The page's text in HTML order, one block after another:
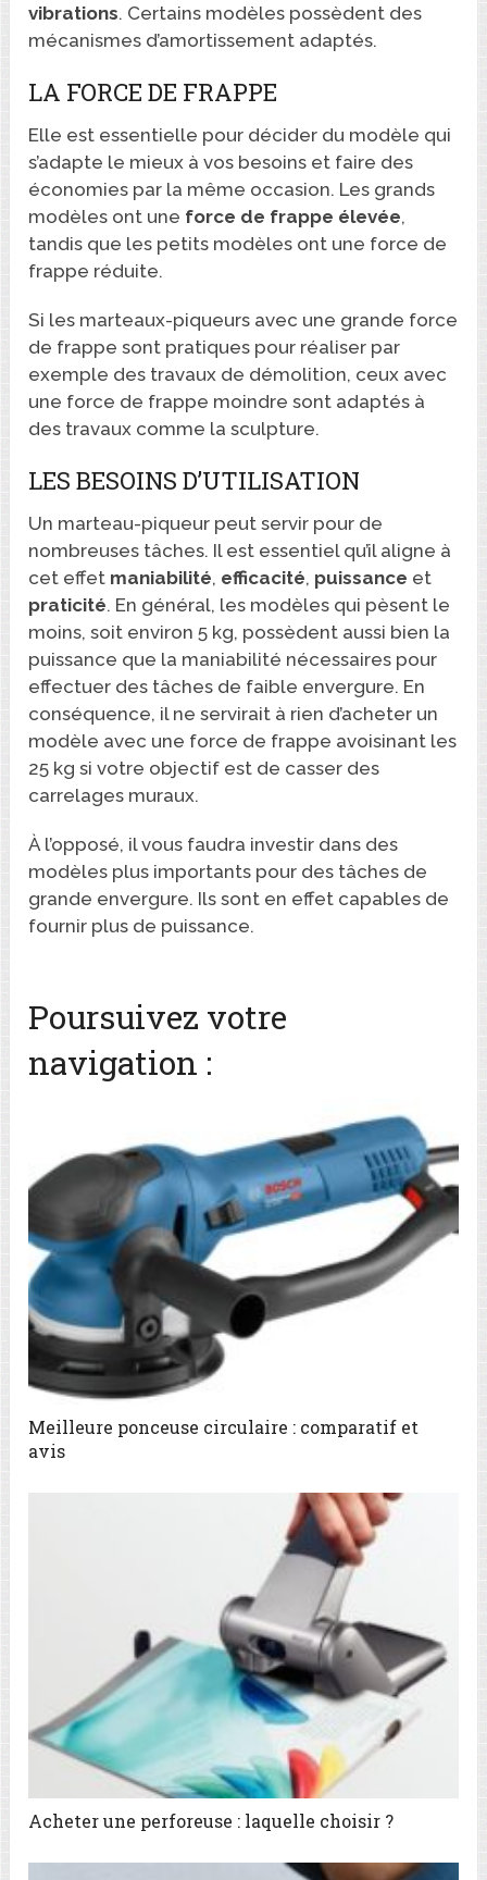
vibrations. Certains modèles possèdent des
mécanismes d’amortissement adaptés.
LA FORCE DE FRAPPE
Elle est essentielle pour décider du modèle qui
s’adapte le mieux à vos besoins et faire des
économies par la même occasion. Les grands
modèles ont une force de frappe élevée,
tandis que les petits modèles ont une force de
frappe réduite.
Si les marteaux-piqueurs avec une grande force
de frappe sont pratiques pour réaliser par
exemple des travaux de démolition, ceux avec
une force de frappe moindre sont adaptés à
des travaux comme la sculpture.
LES BESOINS D’UTILISATION
Un marteau-piqueur peut servir pour de
nombreuses tâches. Il est essentiel qu’il aligne à
cet effet maniabilité, efficacité, puissance et
praticité. En général, les modèles qui pèsent le
moins, soit environ 5 kg, possèdent aussi bien la
puissance que la maniabilité nécessaires pour
effectuer des tâches de faible envergure. En
conséquence, il ne servirait à rien d’acheter un
modèle avec une force de frappe avoisinant les
25 kg si votre objectif est de casser des
carrelages muraux.
À l’opposé, il vous faudra investir dans des
modèles plus importants pour des tâches de
grande envergure. Ils sont en effet capables de
fournir plus de puissance.
Poursuivez votre
navigation :
Meilleure ponceuse circulaire : comparatif et
avis
Acheter une perforeuse : laquelle choisir ?